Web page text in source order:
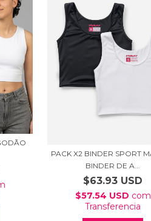
PACK X2 BINDER SPORT
BINDER DE A...
$63.93 USD
$57.54 USD com
Transferencia